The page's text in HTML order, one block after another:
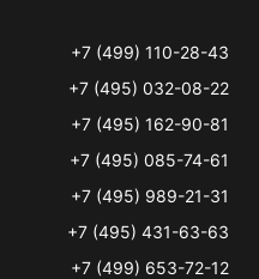
+7 (499) 110-28-43
+7 (495) 032-08-22
+7 (495) 162-90-81
+7 (495) 085-74-61
+7 (495) 989-21-31
+7 (495) 431-63-63
+7 (499) 653-72-12